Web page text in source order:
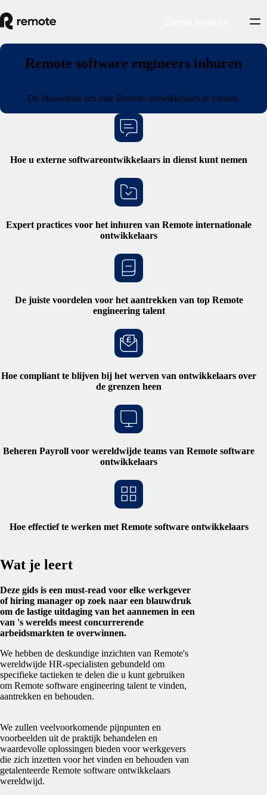
Remote software engineers inhuren
De blauwdruk om elite Remote ontwikkelaars te vinden.
Hoe u externe softwareontwikkelaars in dienst kunt nemen
Expert practices voor het inhuren van Remote internationale
ontwikkelaars
De juiste voordelen voor het aantrekken van top Remote
engineering talent
Hoe compliant te blijven bij het werven van ontwikkelaars over
de grenzen heen
Beheren Payroll voor wereldwijde teams van Remote software
ontwikkelaars
Hoe effectief te werken met Remote software ontwikkelaars
Wat je leert
Deze gids is een must-read voor elke werkgever
of hiring manager op zoek naar een blauwdruk
om de lastige uitdaging van het aannemen in een
van 's werelds meest concurrerende
arbeidsmarkten te overwinnen.
We hebben de deskundige inzichten van Remote's
wereldwijde HR-specialisten gebundeld om
specifieke tactieken te delen die u kunt gebruiken
om Remote software engineering talent te vinden,
aantrekken en behouden.
We zullen veelvoorkomende pijnpunten en
voorbeelden uit de praktijk behandelen en
waardevolle oplossingen bieden voor werkgevers
die zich inzetten voor het vinden en behouden van
getalenteerde Remote software ontwikkelaars
wereldwijd.